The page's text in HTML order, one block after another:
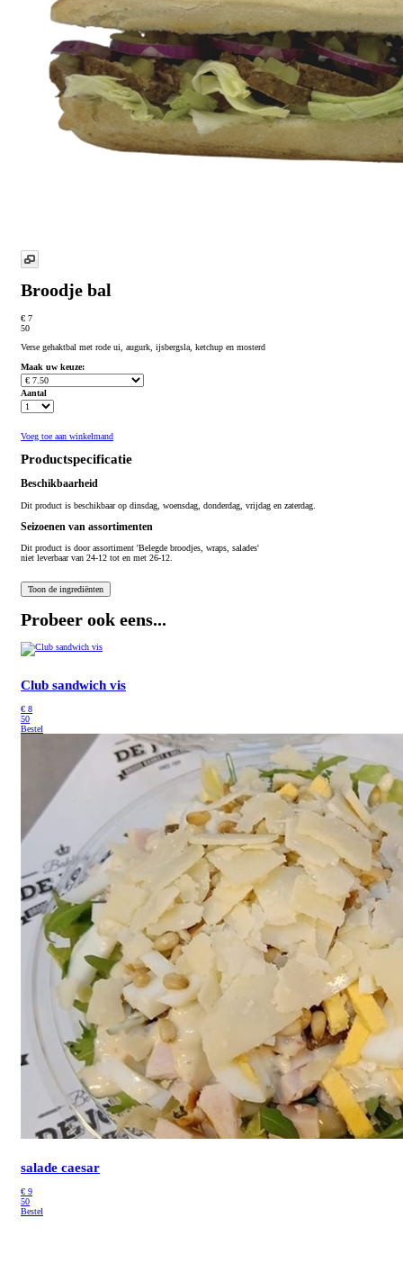
Broodje bal
€ 7
50
Verse gehaktbal met rode ui, augurk, ijsbergsla, ketchup en mosterd
Maak uw keuze:
Aantal
Voeg toe aan winkelmand
Productspecificatie
Beschikbaarheid
Dit product is beschikbaar op dinsdag, woensdag, donderdag, vrijdag en zaterdag.
Seizoenen van assortimenten
Dit product is door assortiment 'Belegde broodjes, wraps, salades'
niet leverbaar van 24-12 tot en met 26-12.
Probeer ook eens...
Club sandwich vis
€ 8
50
Bestel
salade caesar
€ 9
50
Bestel